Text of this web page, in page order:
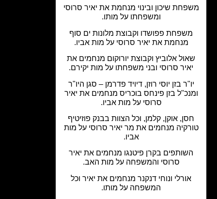
שיכון ובינוי מנחמת את יאיר סרוסי
ומשפחתו על מותו.
פפושדו וקבוצת מלונות ים סוף
מנחמת את יאיר סרוסי על מות אביו.
אלוביץ וקבוצת יורוקום מנחמים את
סרוסי ובני משפחתו על מות יקירם.
בזן יוסי רוזן, דיויד פדרמן – סגן היו"ר
בזן פינחס בוכריס מנחמים את יאיר
סרוסי על מות אביו.
אוקן, קלמן, וכל הצוות בבנק פוזיטיף
מנחמים את מר יאיר סרוסי על מות
בקרן פיטנגו מנחמים את יאיר
סרוסי והמשפחה על מות האב.
אורלי ונוחי דנקנר מנחמים את יאיר וכל
המשפחה על מותו.